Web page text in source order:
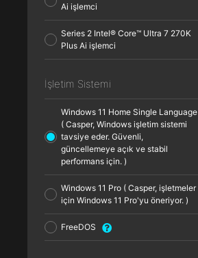
Ai işlemci
Series 2 Intel® Core™ Ultra 7 270K
Plus Ai işlemci
İşletim Sistemi
Windows 11 Home Single Language
( Casper, Windows işletim sistemi
tavsiye eder. Güvenli,
güncellemeye açık ve stabil
performans için. )
Windows 11 Pro ( Casper, işletmeler
için Windows 11 Pro'yu öneriyor. )
FreeDOS